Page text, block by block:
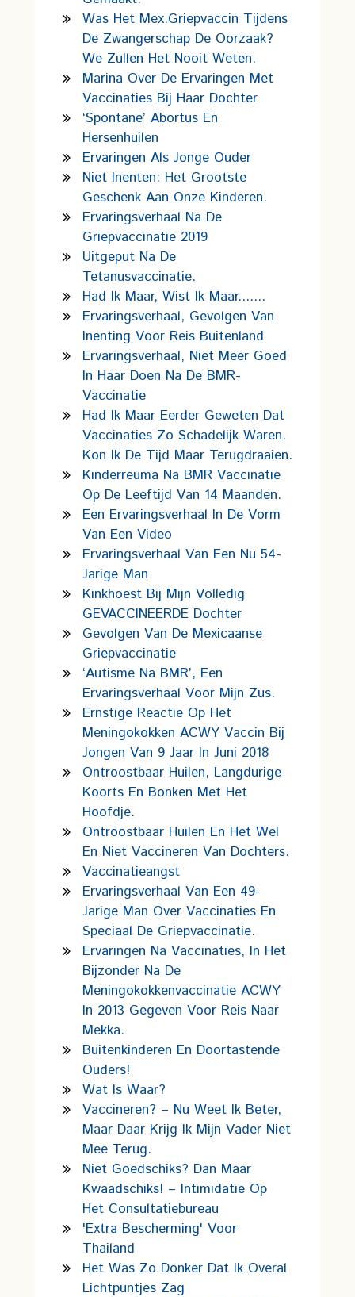
Was Het Mex.griepvaccin Tijdens
De Zwangerschap De Oorzaak?
We Zullen Het Nooit Weten.
Marina Over De Ervaringen Met
Vaccinaties Bij Haar Dochter
‘Spontane’ Abortus En
Hersenhuilen
Ervaringen Als Jonge Ouder
Niet Inenten: Het Grootste
Geschenk Aan Onze Kinderen.
Ervaringsverhaal Na De
Griepvaccinatie 2019
Uitgeput Na De
Tetanusvaccinatie.
Had Ik Maar, Wist Ik Maar.......
Ervaringsverhaal, Gevolgen Van
Inenting Voor Reis Buitenland
Ervaringsverhaal, Niet Meer Goed
In Haar Doen Na De BMR-
Vaccinatie
Had Ik Maar Eerder Geweten Dat
Vaccinaties Zo Schadelijk Waren.
Kon Ik De Tijd Maar Terugdraaien.
Kinderreuma Na BMR Vaccinatie
Op De Leeftijd Van 14 Maanden.
Een Ervaringsverhaal In De Vorm
Van Een Video
Ervaringsverhaal Van Een Nu 54-
Jarige Man
Kinkhoest Bij Mijn Volledig
GEVACCINEERDE Dochter
Gevolgen Van De Mexicaanse
Griepvaccinatie
‘Autisme Na BMR’, Een
Ervaringsverhaal Voor Mijn Zus.
Ernstige Reactie Op Het
Meningokokken ACWY Vaccin Bij
Jongen Van 9 Jaar In Juni 2018
Ontroostbaar Huilen, Langdurige
Koorts En Bonken Met Het
Hoofdje.
Ontroostbaar Huilen En Het Wel
En Niet Vaccineren Van Dochters.
Vaccinatieangst
Ervaringsverhaal Van Een 49-
Jarige Man Over Vaccinaties En
Speciaal De Griepvaccinatie.
Ervaringen Na Vaccinaties, In Het
Bijzonder Na De
Meningokokkenvaccinatie ACWY
In 2013 Gegeven Voor Reis Naar
Mekka.
Buitenkinderen En Doortastende
Ouders!
Wat Is Waar?
Vaccineren? – Nu Weet Ik Beter,
Maar Daar Krijg Ik Mijn Vader Niet
Mee Terug.
Niet Goedschiks? Dan Maar
Kwaadschiks! – Intimidatie Op
Het Consultatiebureau
'Extra Bescherming' Voor
Thailand
Het Was Zo Donker Dat Ik Overal
Lichtpuntjes Zag